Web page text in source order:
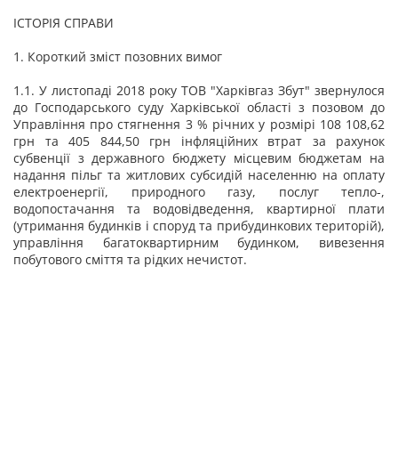
ІСТОРІЯ СПРАВИ
1. Короткий зміст позовних вимог
1.1. У листопаді 2018 року ТОВ "Харківгаз Збут" звернулося
до Господарського суду Харківської області з позовом до
Управління про стягнення 3 % річних у розмірі 108 108,62
грн та 405 844,50 грн інфляційних втрат за рахунок
субвенції з державного бюджету місцевим бюджетам на
надання пільг та житлових субсидій населенню на оплату
електроенергії, природного газу, послуг тепло-,
водопостачання та водовідведення, квартирної плати
(утримання будинків і споруд та прибудинкових територій),
управління багатоквартирним будинком, вивезення
побутового сміття та рідких нечистот.